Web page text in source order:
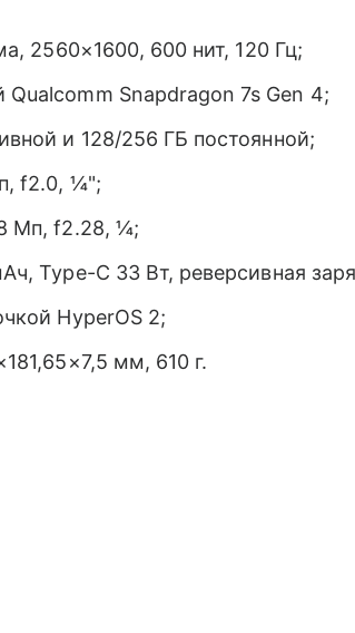
2560×1600, 600 нит, 120 Гц;
Snapdragon 7s Gen 4;
и 128/256 ГБ постоянной;
f2.0, ¼";
Мп, f2.28, ¼;
Type-C 33 Вт, реверсивная
HyperOS 2;
мм, 610 г.